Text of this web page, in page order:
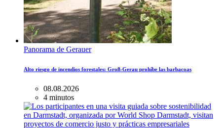
Panorama de Gerauer
Alto riesgo de incendios forestales: Groß-Gerau prohíbe las barbacoas
08.08.2026
4 minutos